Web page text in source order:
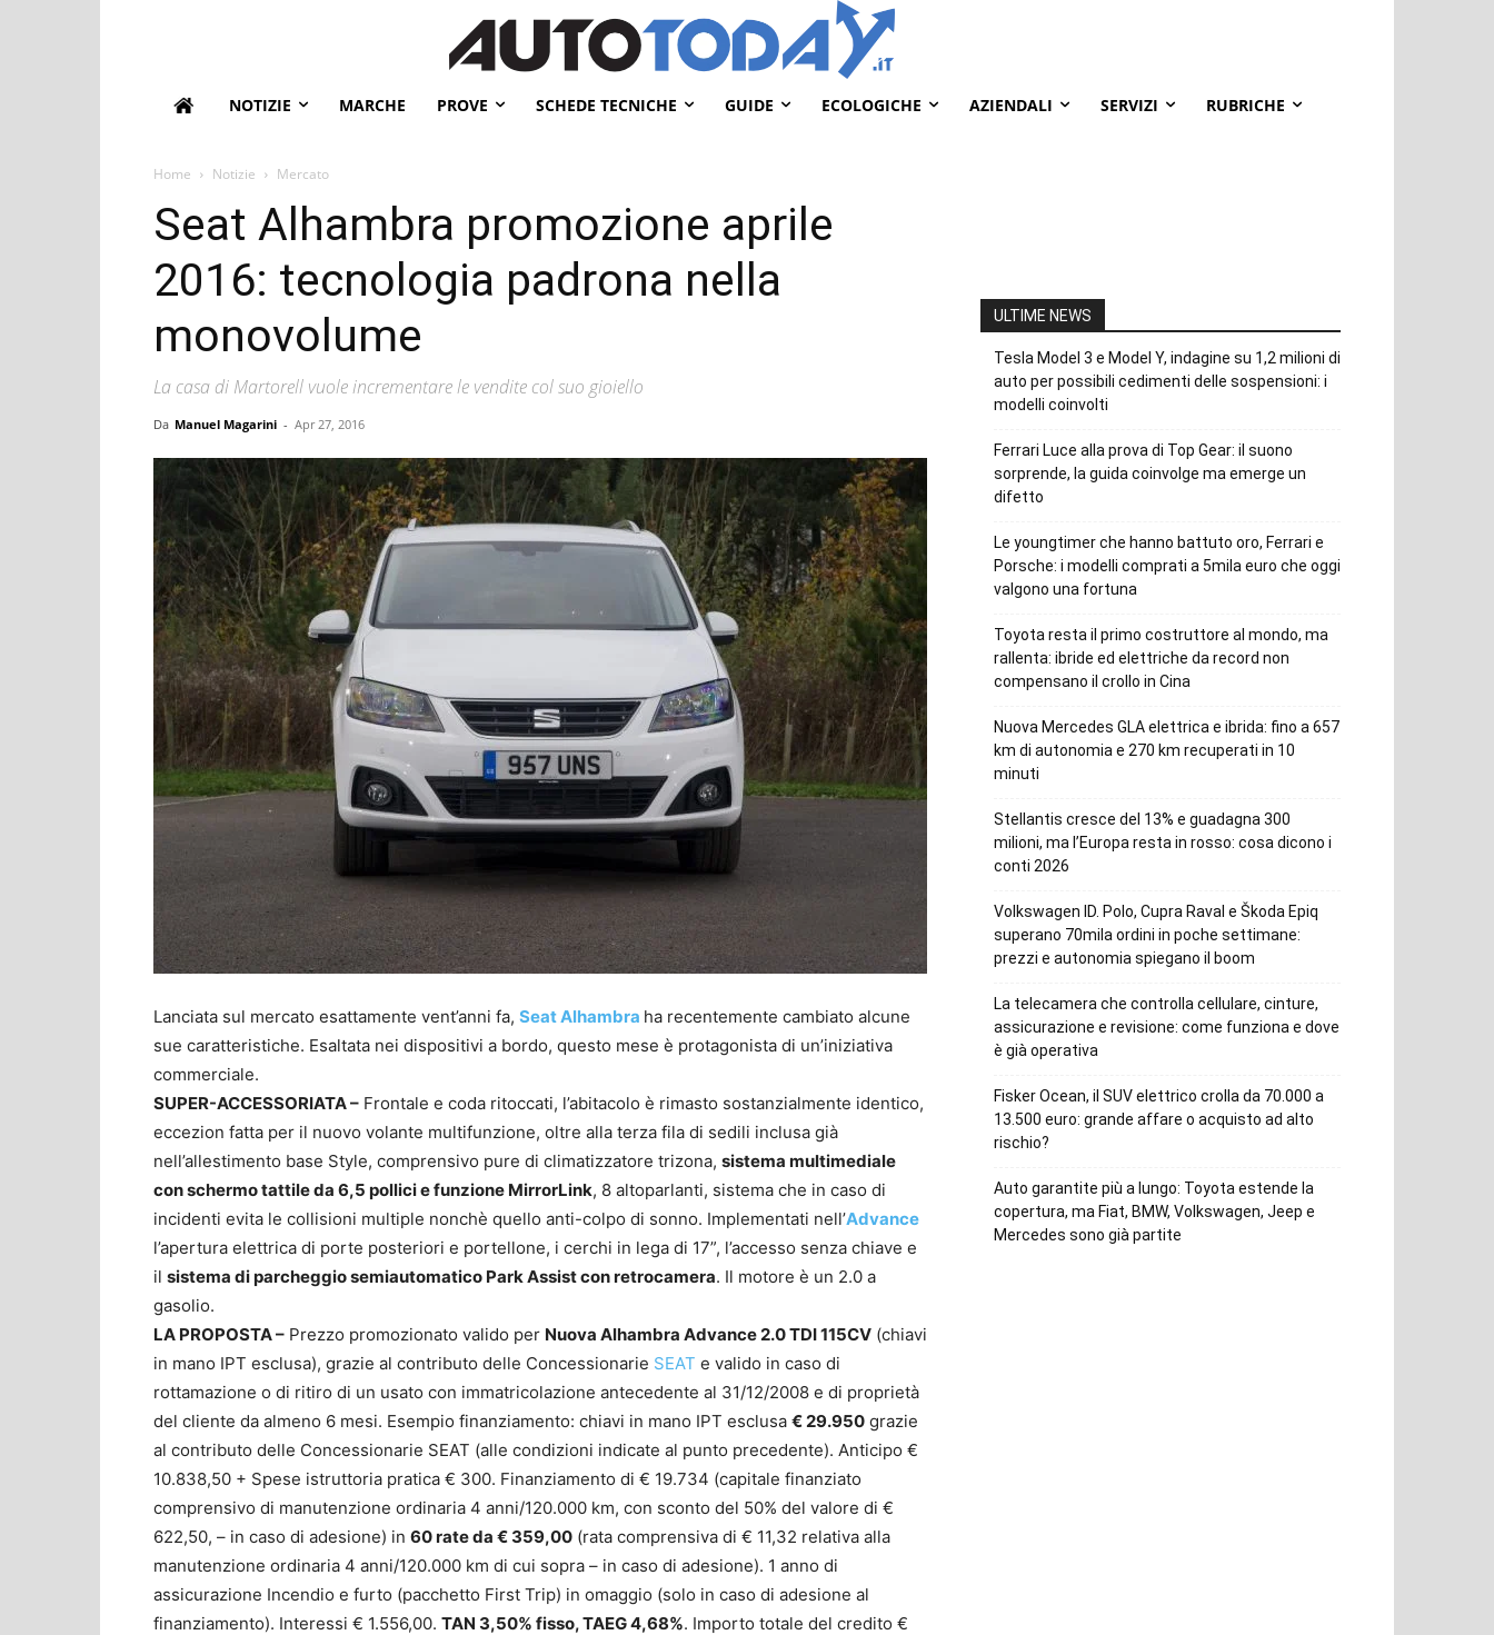
NOTIZIE MARCHE PROVE SCHEDE TECNICHE GUIDE ECOLOGICHE AZIENDALI SERVIZI RUBRICHE
Home Notizie Mercato
Seat Alhambra promozione aprile
2016: tecnologia padrona nella
monovolume
La casa di Martorell vuole incrementare le vendite col suo gioiello
Da Manuel Magarini - Apr 27, 2016
Lanciata sul mercato esattamente vent’anni fa, Seat Alhambra ha recentemente cambiato alcune
sue caratteristiche. Esaltata nei dispositivi a bordo, questo mese è protagonista di un’iniziativa
commerciale.
SUPER-ACCESSORIATA – Frontale e coda ritoccati, l’abitacolo è rimasto sostanzialmente identico,
eccezion fatta per il nuovo volante multifunzione, oltre alla terza fila di sedili inclusa già
nell’allestimento base Style, comprensivo pure di climatizzatore trizona, sistema multimediale
con schermo tattile da 6,5 pollici e funzione MirrorLink, 8 altoparlanti, sistema che in caso di
incidenti evita le collisioni multiple nonchè quello anti-colpo di sonno. Implementati nell’Advance
l’apertura elettrica di porte posteriori e portellone, i cerchi in lega di 17”, l’accesso senza chiave e
il sistema di parcheggio semiautomatico Park Assist con retrocamera. Il motore è un 2.0 a
gasolio.
LA PROPOSTA – Prezzo promozionato valido per Nuova Alhambra Advance 2.0 TDI 115CV (chiavi
in mano IPT esclusa), grazie al contributo delle Concessionarie SEAT e valido in caso di
rottamazione o di ritiro di un usato con immatricolazione antecedente al 31/12/2008 e di proprietà
del cliente da almeno 6 mesi. Esempio finanziamento: chiavi in mano IPT esclusa € 29.950 grazie
al contributo delle Concessionarie SEAT (alle condizioni indicate al punto precedente). Anticipo €
10.838,50 + Spese istruttoria pratica € 300. Finanziamento di € 19.734 (capitale finanziato
comprensivo di manutenzione ordinaria 4 anni/120.000 km, con sconto del 50% del valore di €
622,50, – in caso di adesione) in 60 rate da € 359,00 (rata comprensiva di € 11,32 relativa alla
manutenzione ordinaria 4 anni/120.000 km di cui sopra – in caso di adesione). 1 anno di
assicurazione Incendio e furto (pacchetto First Trip) in omaggio (solo in caso di adesione al
finanziamento). Interessi € 1.556,00. TAN 3,50% fisso, TAEG 4,68%. Importo totale del credito €
ULTIME NEWS
Tesla Model 3 e Model Y, indagine su 1,2 milioni di
auto per possibili cedimenti delle sospensioni: i
modelli coinvolti
Ferrari Luce alla prova di Top Gear: il suono
sorprende, la guida coinvolge ma emerge un
difetto
Le youngtimer che hanno battuto oro, Ferrari e
Porsche: i modelli comprati a 5mila euro che oggi
valgono una fortuna
Toyota resta il primo costruttore al mondo, ma
rallenta: ibride ed elettriche da record non
compensano il crollo in Cina
Nuova Mercedes GLA elettrica e ibrida: fino a 657
km di autonomia e 270 km recuperati in 10
minuti
Stellantis cresce del 13% e guadagna 300
milioni, ma l’Europa resta in rosso: cosa dicono i
conti 2026
Volkswagen ID. Polo, Cupra Raval e Škoda Epiq
superano 70mila ordini in poche settimane:
prezzi e autonomia spiegano il boom
La telecamera che controlla cellulare, cinture,
assicurazione e revisione: come funziona e dove
è già operativa
Fisker Ocean, il SUV elettrico crolla da 70.000 a
13.500 euro: grande affare o acquisto ad alto
rischio?
Auto garantite più a lungo: Toyota estende la
copertura, ma Fiat, BMW, Volkswagen, Jeep e
Mercedes sono già partite